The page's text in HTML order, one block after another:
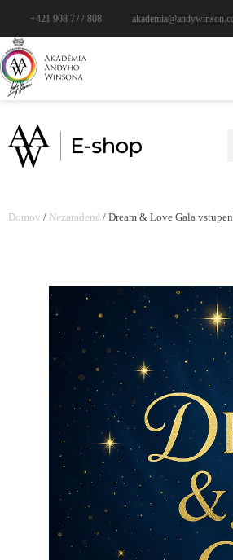
+421 908 777 808
Domov / Nezaradené / Dream & Love Gala